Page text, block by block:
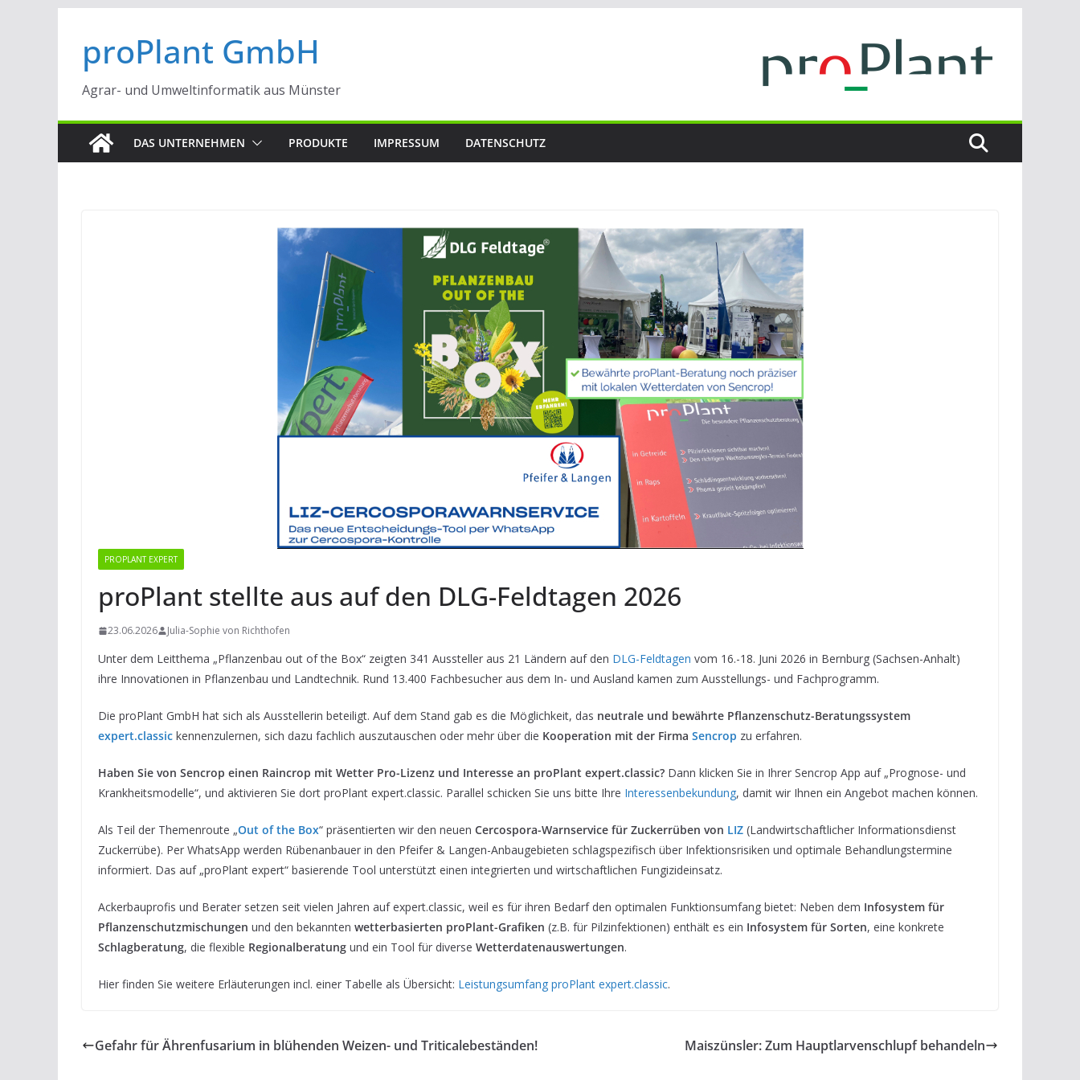
springen
proPlant GmbH
Agrar- und Umweltinformatik aus Münster
DAS UNTERNEHMEN PRODUKTE IMPRESSUM DATENSCHUTZ
PROPLANT EXPERT
proPlant stellte aus auf den DLG-Feldtagen 2026
23.06.2026 Julia-Sophie von Richthofen
Unter dem Leitthema „Pflanzenbau out of the Box“ zeigten 341 Aussteller aus 21 Ländern auf den DLG-Feldtagen vom 16.-18. Juni 2026 in Bernburg (Sachsen-Anhalt)
ihre Innovationen in Pflanzenbau und Landtechnik. Rund 13.400 Fachbesucher aus dem In- und Ausland kamen zum Ausstellungs- und Fachprogramm.
Die proPlant GmbH hat sich als Ausstellerin beteiligt. Auf dem Stand gab es die Möglichkeit, das neutrale und bewährte Pflanzenschutz-Beratungssystem
expert.classic kennenzulernen, sich dazu fachlich auszutauschen oder mehr über die Kooperation mit der Firma Sencrop zu erfahren.
Haben Sie von Sencrop einen Raincrop mit Wetter Pro-Lizenz und Interesse an proPlant expert.classic? Dann klicken Sie in Ihrer Sencrop App auf „Prognose- und
Krankheitsmodelle“, und aktivieren Sie dort proPlant expert.classic. Parallel schicken Sie uns bitte Ihre Interessenbekundung, damit wir Ihnen ein Angebot machen können.
Als Teil der Themenroute „Out of the Box“ präsentierten wir den neuen Cercospora-Warnservice für Zuckerrüben von LIZ (Landwirtschaftlicher Informationsdienst
Zuckerrübe). Per WhatsApp werden Rübenanbauer in den Pfeifer & Langen-Anbaugebieten schlagspezifisch über Infektionsrisiken und optimale Behandlungstermine
informiert. Das auf „proPlant expert“ basierende Tool unterstützt einen integrierten und wirtschaftlichen Fungizideinsatz.
Ackerbauprofis und Berater setzen seit vielen Jahren auf expert.classic, weil es für ihren Bedarf den optimalen Funktionsumfang bietet: Neben dem Infosystem für
Pflanzenschutzmischungen und den bekannten wetterbasierten proPlant-Grafiken (z.B. für Pilzinfektionen) enthält es ein Infosystem für Sorten, eine konkrete
Schlagberatung, die flexible Regionalberatung und ein Tool für diverse Wetterdatenauswertungen.
Hier finden Sie weitere Erläuterungen incl. einer Tabelle als Übersicht: Leistungsumfang proPlant expert.classic.
Gefahr für Ährenfusarium in blühenden Weizen- und Triticalebeständen! Maiszünsler: Zum Hauptlarvenschlupf behandeln